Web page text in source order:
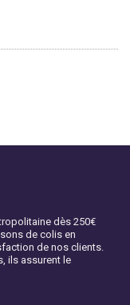
dès 250€
de colis en
de nos clients.
ils assurent le